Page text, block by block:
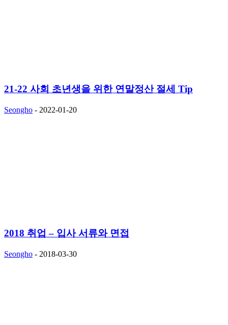
21-22 사회 초년생을 위한 연말정산 절세 Tip
Seongho - 2022-01-20
2018 취업 – 입사 서류와 면접
Seongho - 2018-03-30